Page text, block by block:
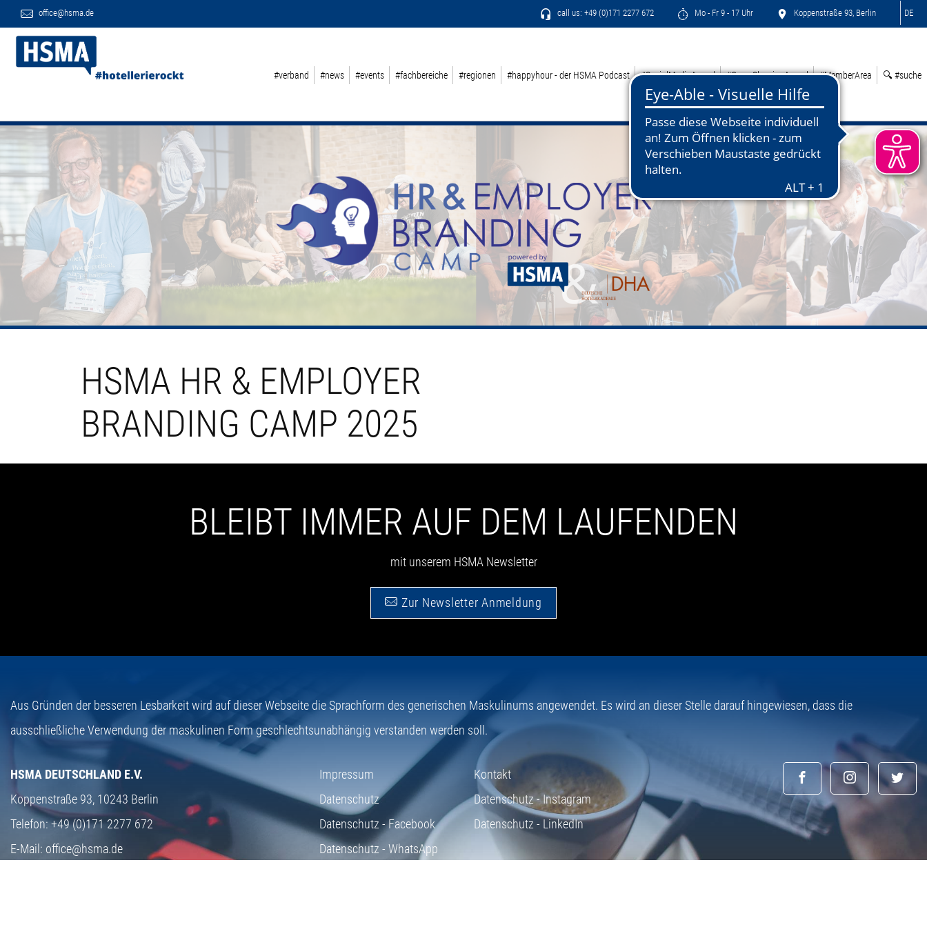
office@hsma.de call us: +49 (0)171 2277 672 Mo - Fr 9 - 17 Uhr Koppenstraße 93, Berlin DE
#verband #news #events #fachbereiche #regionen #happyhour - der HSMA Podcast #SocialMediaAward #GreenSleepingAward #MemberArea 🔍 #suche
HSMA HR & EMPLOYER
BRANDING CAMP 2025
BLEIBT IMMER AUF DEM LAUFENDEN
mit unserem HSMA Newsletter
Zur Newsletter Anmeldung
Aus Gründen der besseren Lesbarkeit wird auf dieser Webseite die Sprachform des generischen Maskulinums angewendet. Es wird an dieser Stelle darauf hingewiesen, dass die
ausschließliche Verwendung der maskulinen Form geschlechtsunabhängig verstanden werden soll.
HSMA DEUTSCHLAND E.V.
Koppenstraße 93, 10243 Berlin
Telefon:+49 (0)171 2277 672
E-Mail: office@hsma.de
Impressum
Kontakt
Datenschutz
Datenschutz - Instagram
Datenschutz - Facebook
Datenschutz - LinkedIn
Datenschutz - WhatsApp